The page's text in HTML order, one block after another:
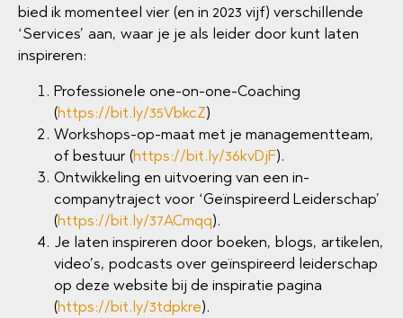
bied ik momenteel vier (en in 2023 vijf) verschillende
‘Services’ aan, waar je je als leider door kunt laten
inspireren:
Professionele one-on-one-Coaching
(https://bit.ly/35VbkcZ)
Workshops-op-maat met je managementteam,
of bestuur (https://bit.ly/36kvDjF).
Ontwikkeling en uitvoering van een in-
companytraject voor ‘Geïnspireerd Leiderschap’
(https://bit.ly/37ACmqq).
Je laten inspireren door boeken, blogs, artikelen,
video’s, podcasts over geïnspireerd leiderschap
op deze website bij de inspiratie pagina
(https://bit.ly/3tdpkre).